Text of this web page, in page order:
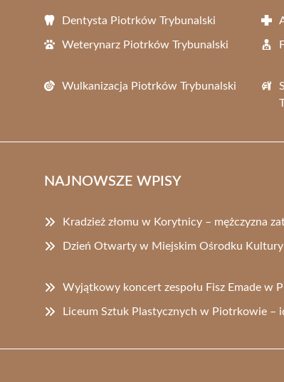
Dentysta Piotrków Trybunalski
Weterynarz Piotrków Trybunalski
Wulkanizacja Piotrków Trybunalski
NAJNOWSZE WPISY
Kradzież złomu w Korytnicy – mężczyzna
Dzień Otwarty w Miejskim Ośrodku
Wyjątkowy koncert zespołu Fisz Emade w
Liceum Sztuk Plastycznych w Piotrkowie –